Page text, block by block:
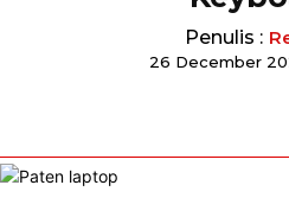
Penulis :
26 December